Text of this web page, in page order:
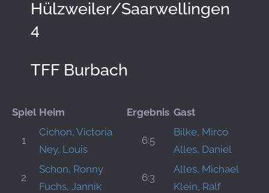
Hülzweiler/Saarwellingen
4
TFF Burbach
Spiel Heim Ergebnis Gast
1
Cichon, Victoria
Ney, Louis
6:5
Bilke, Mirco
Alles, Daniel
2
Schon, Ronny
Fuchs, Jannik
6:3
Alles, Michael
Klein, Ralf